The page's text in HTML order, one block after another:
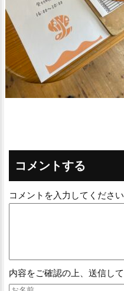
コメントする
コメントを入力してください
内容をご確認の上、送信して